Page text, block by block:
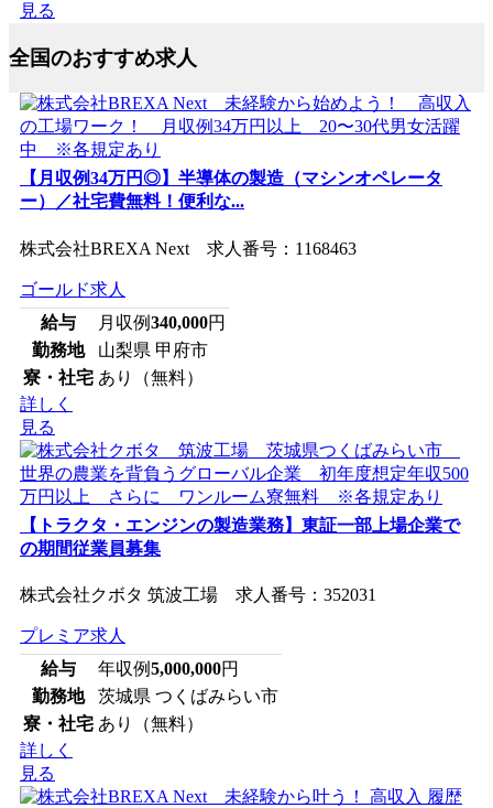
見る
全国のおすすめ求人
【月収例34万円◎】半導体の製造（マシンオペレータ
ー）／社宅費無料！便利な...
株式会社BREXA Next 求人番号：1168463
ゴールド求人
給与
月収例340,000円
勤務地
山梨県 甲府市
寮・社宅 あり（無料）
詳しく
見る
【トラクタ・エンジンの製造業務】東証一部上場企業で
の期間従業員募集
株式会社クボタ 筑波工場 求人番号：352031
プレミア求人
給与
年収例5,000,000円
勤務地
茨城県 つくばみらい市
寮・社宅 あり（無料）
詳しく
見る